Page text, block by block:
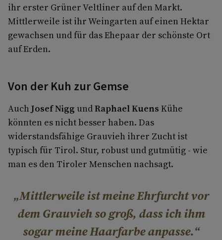
ihr erster Grüner Veltliner auf den Markt.
Mittlerweile ist ihr Weingarten auf einen Hektar
gewachsen und für das Ehepaar der schönste Ort
auf Erden.
Von der Kuh zur Gemse
Auch Josef Nigg undRaphael Kuens Kühe
könnten es nicht besser haben. Das
widerstandsfähige Grauvieh ihrer Zucht ist
typisch für Tirol. Stur, robust und gutmütig - wie
man es den Tiroler Menschen nachsagt.
Mittlerweile ist meine Ehrfurcht vor
dem Grauvieh so groß, dass ich ihm
sogar meine Haarfarbe anpasse.